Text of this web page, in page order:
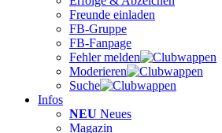
Freunde einladen
FB-Gruppe
FB-Fanpage
Fehler melden
Moderieren
Suche
Infos
NEU Neues
Magazin